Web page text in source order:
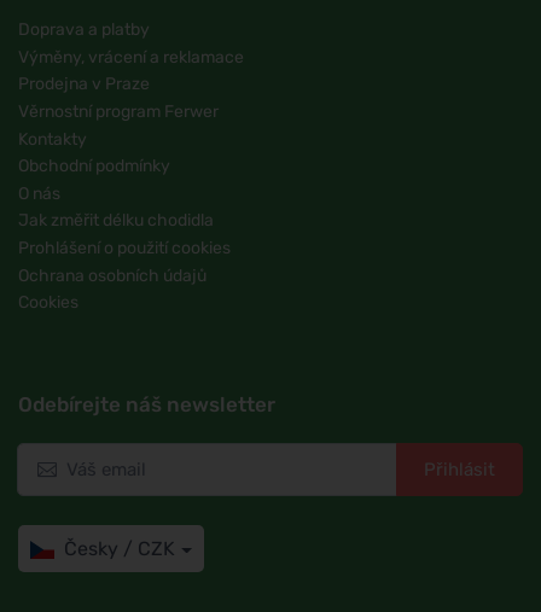
Doprava a platby
Výměny, vrácení a reklamace
Prodejna v Praze
Věrnostní program Ferwer
Kontakty
Obchodní podmínky
O nás
Jak změřit délku chodidla
Prohlášení o použití cookies
Ochrana osobních údajů
Cookies
Odebírejte náš newsletter
Přihlásit
Česky / CZK